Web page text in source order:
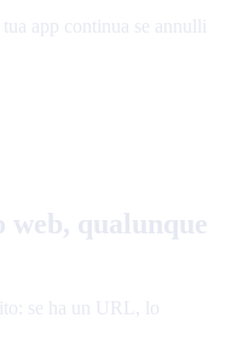
app continua se annulli
web, qualunque
se ha un URL, lo